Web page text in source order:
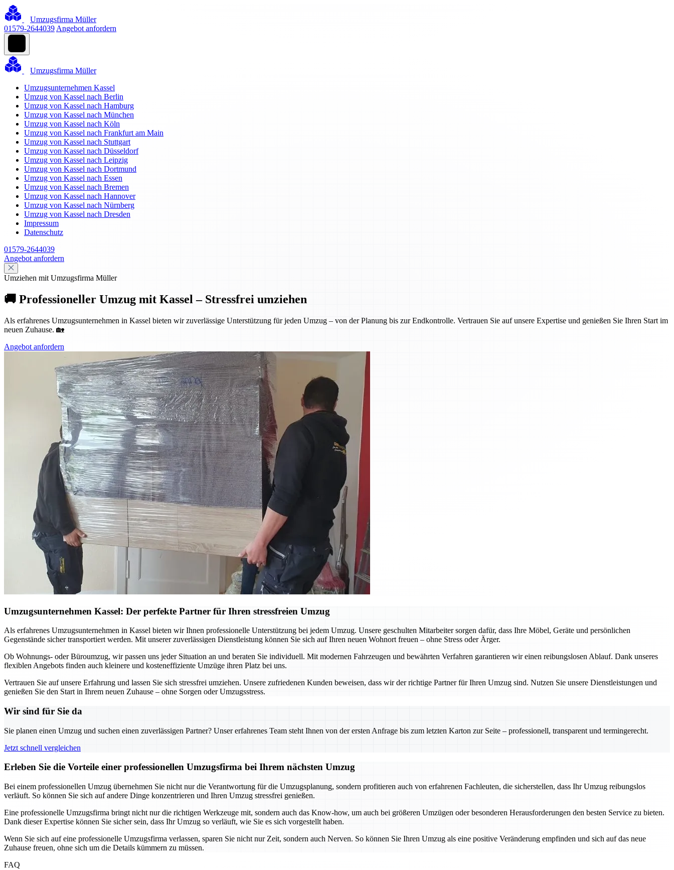
Umzugsfirma Müller
01579-2644039 Angebot anfordern
Umzugsfirma Müller
Umzugsunternehmen Kassel
Umzug von Kassel nach Berlin
Umzug von Kassel nach Hamburg
Umzug von Kassel nach München
Umzug von Kassel nach Köln
Umzug von Kassel nach Frankfurt am Main
Umzug von Kassel nach Stuttgart
Umzug von Kassel nach Düsseldorf
Umzug von Kassel nach Leipzig
Umzug von Kassel nach Dortmund
Umzug von Kassel nach Essen
Umzug von Kassel nach Bremen
Umzug von Kassel nach Hannover
Umzug von Kassel nach Nürnberg
Umzug von Kassel nach Dresden
Impressum
Datenschutz
01579-2644039
Angebot anfordern
Umziehen mit Umzugsfirma Müller
🚚 Professioneller Umzug mit Kassel – Stressfrei umziehen
Als erfahrenes Umzugsunternehmen in Kassel bieten wir zuverlässige Unterstützung für jeden Umzug – von der Planung bis zur Endkontrolle. Vertrauen Sie auf unsere Expertise und genießen Sie Ihren Start im
neuen Zuhause. 🏡
Angebot anfordern
Umzugsunternehmen Kassel: Der perfekte Partner für Ihren stressfreien Umzug
Als erfahrenes Umzugsunternehmen in Kassel bieten wir Ihnen professionelle Unterstützung bei jedem Umzug. Unsere geschulten Mitarbeiter sorgen dafür, dass Ihre Möbel, Geräte und persönlichen
Gegenstände sicher transportiert werden. Mit unserer zuverlässigen Dienstleistung können Sie sich auf Ihren neuen Wohnort freuen – ohne Stress oder Ärger.
Ob Wohnungs- oder Büroumzug, wir passen uns jeder Situation an und beraten Sie individuell. Mit modernen Fahrzeugen und bewährten Verfahren garantieren wir einen reibungslosen Ablauf. Dank unseres
flexiblen Angebots finden auch kleinere und kosteneffiziente Umzüge ihren Platz bei uns.
Vertrauen Sie auf unsere Erfahrung und lassen Sie sich stressfrei umziehen. Unsere zufriedenen Kunden beweisen, dass wir der richtige Partner für Ihren Umzug sind. Nutzen Sie unsere Dienstleistungen und
genießen Sie den Start in Ihrem neuen Zuhause – ohne Sorgen oder Umzugsstress.
Wir sind für Sie da
Sie planen einen Umzug und suchen einen zuverlässigen Partner? Unser erfahrenes Team steht Ihnen von der ersten Anfrage bis zum letzten Karton zur Seite – professionell, transparent und termingerecht.
Jetzt schnell vergleichen
Erleben Sie die Vorteile einer professionellen Umzugsfirma bei Ihrem nächsten Umzug
Bei einem professionellen Umzug übernehmen Sie nicht nur die Verantwortung für die Umzugsplanung, sondern profitieren auch von erfahrenen Fachleuten, die sicherstellen, dass Ihr Umzug reibungslos
verläuft. So können Sie sich auf andere Dinge konzentrieren und Ihren Umzug stressfrei genießen.
Eine professionelle Umzugsfirma bringt nicht nur die richtigen Werkzeuge mit, sondern auch das Know-how, um auch bei größeren Umzügen oder besonderen Herausforderungen den besten Service zu bieten.
Dank dieser Expertise können Sie sicher sein, dass Ihr Umzug so verläuft, wie Sie es sich vorgestellt haben.
Wenn Sie sich auf eine professionelle Umzugsfirma verlassen, sparen Sie nicht nur Zeit, sondern auch Nerven. So können Sie Ihren Umzug als eine positive Veränderung empfinden und sich auf das neue
Zuhause freuen, ohne sich um die Details kümmern zu müssen.
FAQ